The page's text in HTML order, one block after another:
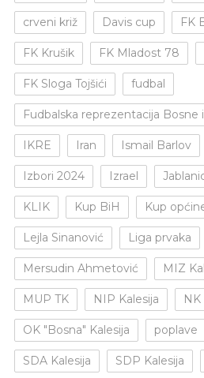
crveni križ Davis cup FK
FK Krušik FK Mladost 78
FK Sloga Tojšići fudbal
Fudbalska reprezentacija Bosne
IKRE Iran Ismail Barlov
Izbori 2024 Izrael
KLIK Kup BiH Kup
Lejla Sinanović Liga prvaka
Mersudin Ahmetović MIZ
MUP TK NIP Kalesija NK
OK "Bosna" Kalesija poplave
SDA Kalesija SDP Kalesija